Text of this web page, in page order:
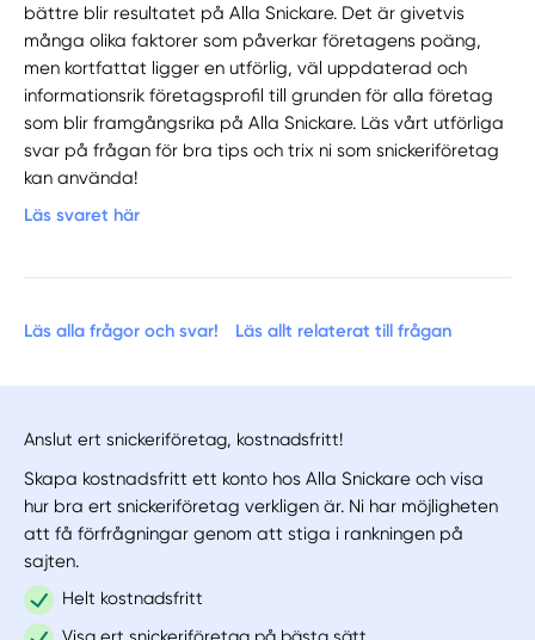
bättre blir resultatet på Alla Snickare. Det är givetvis
många olika faktorer som påverkar företagens poäng,
men kortfattat ligger en utförlig, väl uppdaterad och
informationsrik företagsprofil till grunden för alla företag
som blir framgångsrika på Alla Snickare. Läs vårt utförliga
svar på frågan för bra tips och trix ni som snickeriföretag
kan använda!
Läs svaret här
Läs alla frågor och svar! Läs allt relaterat till frågan
Anslut ert snickeriföretag, kostnadsfritt!
Skapa kostnadsfritt ett konto hos Alla Snickare och visa
hur bra ert snickeriföretag verkligen är. Ni har möjligheten
att få förfrågningar genom att stiga i rankningen på
sajten.
Helt kostnadsfritt